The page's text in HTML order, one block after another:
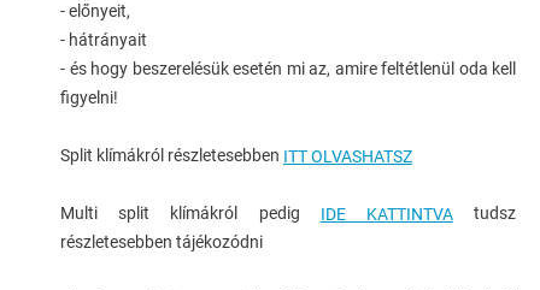
- előnyeit,
- hátrányait
- és hogy beszerelésük esetén mi az, amire feltétlenül oda kell
figyelni!
Split klímákról részletesebben ITT OLVASHATSZ
Multi split klímákról pedig IDE KATTINTVAtudsz
részletesebben tájékozódni